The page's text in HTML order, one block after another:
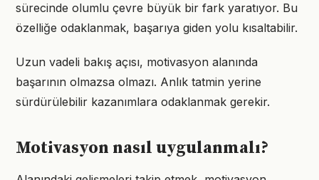
sürecinde olumlu çevre büyük bir fark yaratıyor. Bu
özelliğe odaklanmak, başarıya giden yolu kısaltabilir.
Uzun vadeli bakış açısı, motivasyon alanında
başarının olmazsa olmazı. Anlık tatmin yerine
sürdürülebilir kazanımlara odaklanmak gerekir.
Motivasyon nasıl uygulanmalı?